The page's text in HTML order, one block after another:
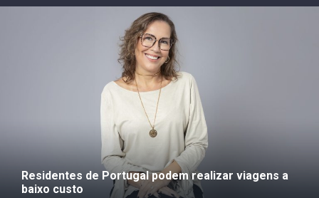
Residentes de Portugal podem realizar viagens a
baixo custo